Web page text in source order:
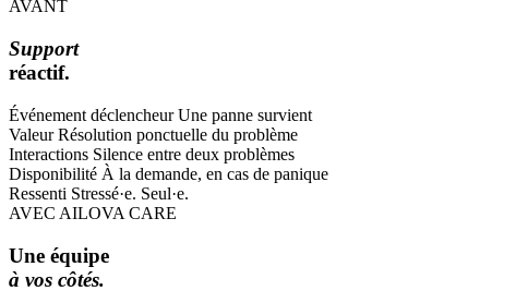
AVANT
Support
réactif.
Événement déclencheur Une panne survient
Valeur Résolution ponctuelle du problème
Interactions Silence entre deux problèmes
Disponibilité À la demande, en cas de panique
Ressenti Stressé·e. Seul·e.
AVEC AILOVA CARE
Une équipe
à vos côtés.